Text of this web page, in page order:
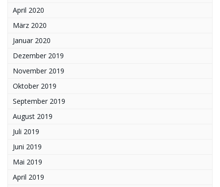
April 2020
März 2020
Januar 2020
Dezember 2019
November 2019
Oktober 2019
September 2019
August 2019
Juli 2019
Juni 2019
Mai 2019
April 2019